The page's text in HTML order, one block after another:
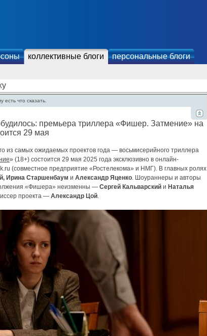
коллективные блоги персональные блоги
есть что сказать.
премьера триллера «Фишер. Затмение» на
29 мая
из самых ожидаемых проектов года — восьмисерийного триллера
» (18+) состоится 29 мая 2025 года эксклюзивно в онлайн-
(совместное предприятие «Ростелекома» и НМГ). В главных ролях
Ирина Старшенбаум и Александр Яценко. Шоураннеры и авторы
«Фишера» неизменны — Сергей Кальварский и Наталья
проекта — Александр Цой.